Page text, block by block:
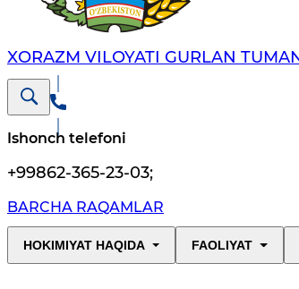
XORAZM VILOYATI GURLAN
Ishonch telefoni
+99862-365-23-03;
BARCHA RAQAMLAR
HOKIMIYAT HAQIDA FAOLIYAT